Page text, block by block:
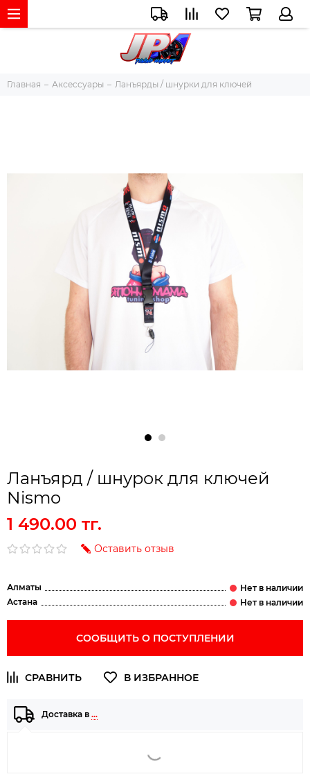
Главная Аксессуары Ланъярды / шнурки для ключей
Ланъярд / шнурок для ключей
Nismo
1 490.00 тг.
Оставить отзыв
Алматы
Астана
СООБЩИТЬ О ПОСТУПЛЕНИИ
Доставка в …